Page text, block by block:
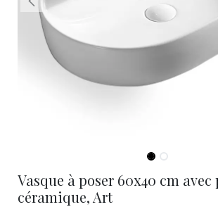
Vasque à poser 60x40 cm avec
céramique, Art